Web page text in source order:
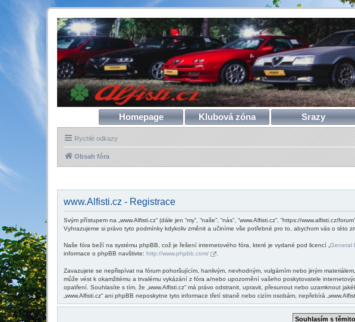
Homepage Klubová zóna Srazy
Rychlé odkazy
Obsah fóra
www.Alfisti.cz - Registrace
Svým přístupem na „www.Alfisti.cz“ (dále jen “my”, “naše”, “nás”, “www.Alfisti.cz”, “https://
Vyhrazujeme si právo tyto podmínky kdykoliv změnit a učiníme vše potřebné pro to, abychom vás o této
Naše fóra beží na systému phpBB, což je řešení internetového fóra, které je vydané pod licencí „ General
informace o phpBB navštivte: http://www.phpbb.com/ .
Zavazujete se nepřispívat na fórum pohoršujícím, hanlivým, nevhodným, vulgárním nebo jiným
může vést k okamžitému a trvalému vykázání z fóra a/nebo upozornění vašeho poskytovatele
opatření. Souhlasíte s tím, že „www.Alfisti.cz“ má právo odstranit, upravit, přesunout nebo uzamknout
„www.Alfisti.cz“ ani phpBB neposkytne tyto informace třetí straně nebo cizím osobám, nepřebírá